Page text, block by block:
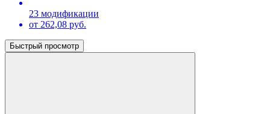
23 модификации
от 262,08 руб.
Быстрый просмотр